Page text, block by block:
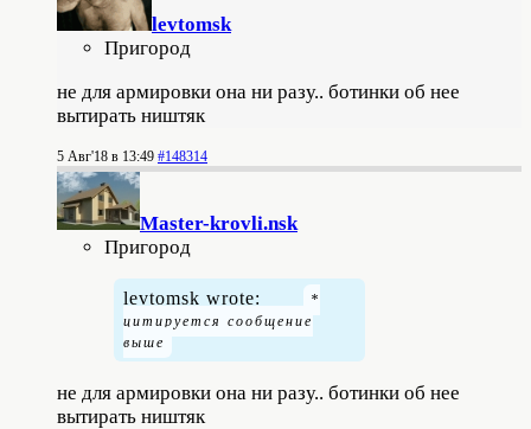
levtomsk
Пригород
не для армировки она ни разу.. ботинки об нее
вытирать ништяк
5 Авг'18 в 13:49 #148314
Master-krovli.nsk
Пригород
levtomsk wrote:
не для армировки она ни разу.. ботинки об нее
вытирать ништяк